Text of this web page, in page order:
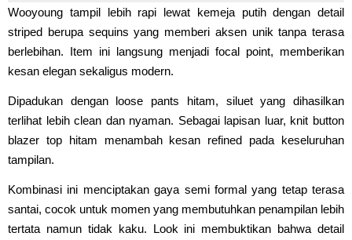
Wooyoung tampil lebih rapi lewat kemeja putih dengan detail
striped berupa sequins yang memberi aksen unik tanpa terasa
berlebihan. Item ini langsung menjadi focal point, memberikan
kesan elegan sekaligus modern.
Dipadukan dengan loose pants hitam, siluet yang dihasilkan
terlihat lebih clean dan nyaman. Sebagai lapisan luar, knit button
blazer top hitam menambah kesan refined pada keseluruhan
tampilan.
Kombinasi ini menciptakan gaya semi formal yang tetap terasa
santai, cocok untuk momen yang membutuhkan penampilan lebih
tertata namun tidak kaku. Look ini membuktikan bahwa detail